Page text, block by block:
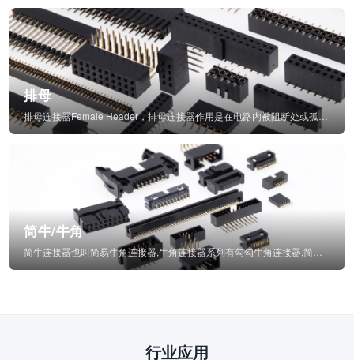
排母
排母连接器Female Header，排母连接器作用是在电路内被阻断处或孤立不通...
简牛/牛角
行业应用